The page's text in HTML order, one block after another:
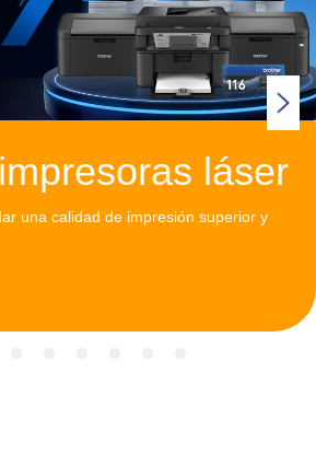
láser
una calidad de impresión superior y